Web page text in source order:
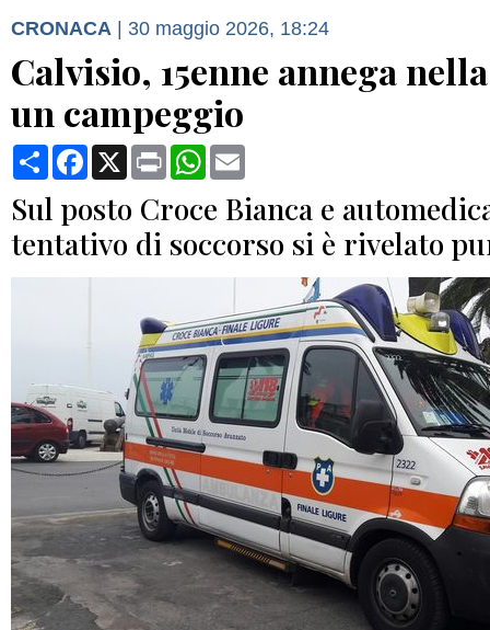
CRONACA | 30 maggio 2026, 18:24
Calvisio, 15enne annega
un campeggio
CondividiFacebook
X Print WhatsApp
Sul posto Croce Bianca e
tentativo di soccorso si è rivelato